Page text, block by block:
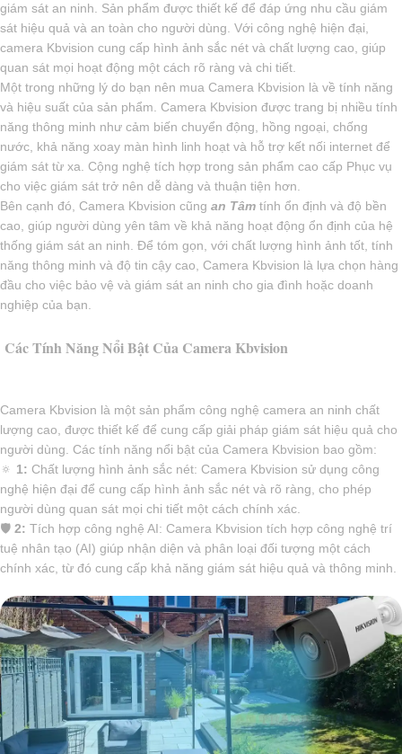
giám sát an ninh. Sản phẩm được thiết kế để đáp ứng nhu cầu giám
sát hiệu quả và an toàn cho người dùng. Với công nghệ hiện đại,
camera Kbvision cung cấp hình ảnh sắc nét và chất lượng cao, giúp
quan sát mọi hoạt động một cách rõ ràng và chi tiết.
Một trong những lý do bạn nên mua Camera Kbvision là về tính năng
và hiệu suất của sản phẩm. Camera Kbvision được trang bị nhiều tính
năng thông minh như cảm biến chuyển động, hồng ngoại, chống
nước, khả năng xoay màn hình linh hoạt và hỗ trợ kết nối internet để
giám sát từ xa. Cộng nghệ tích hợp trong sản phẩm cao cấp Phục vụ
cho việc giám sát trở nên dễ dàng và thuận tiện hơn.
Bên cạnh đó, Camera Kbvision cũng an Tâm tính ổn định và độ bền
cao, giúp người dùng yên tâm về khả năng hoạt động ổn định của hệ
thống giám sát an ninh. Để tóm gọn, với chất lượng hình ảnh tốt, tính
năng thông minh và độ tin cậy cao, Camera Kbvision là lựa chọn hàng
đầu cho việc bảo vệ và giám sát an ninh cho gia đình hoặc doanh
nghiệp của bạn.
Các Tính Năng Nổi Bật Của Camera Kbvision
Camera Kbvision là một sản phẩm công nghệ camera an ninh chất
lượng cao, được thiết kế để cung cấp giải pháp giám sát hiệu quả cho
người dùng. Các tính năng nổi bật của Camera Kbvision bao gồm:
🔅 1: Chất lượng hình ảnh sắc nét: Camera Kbvision sử dụng công
nghệ hiện đại để cung cấp hình ảnh sắc nét và rõ ràng, cho phép
người dùng quan sát mọi chi tiết một cách chính xác.
🛡 2: Tích hợp công nghệ AI: Camera Kbvision tích hợp công nghệ trí
tuệ nhân tạo (AI) giúp nhận diện và phân loại đối tượng một cách
chính xác, từ đó cung cấp khả năng giám sát hiệu quả và thông minh.